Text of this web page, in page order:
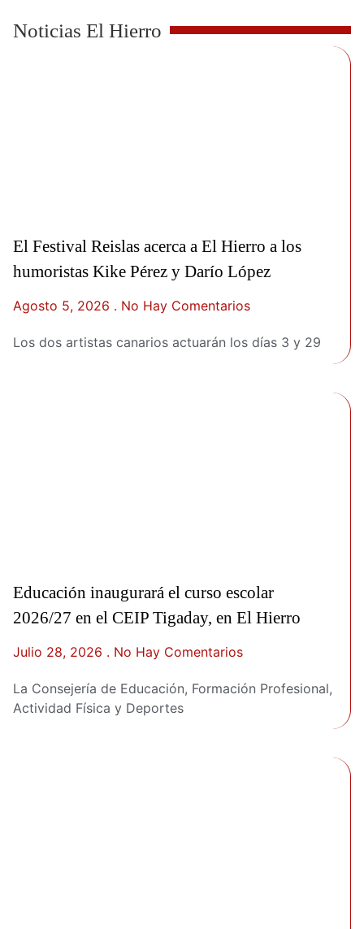
Noticias El Hierro
El Festival Reislas acerca a El Hierro a los
humoristas Kike Pérez y Darío López
Agosto 5, 2026 No Hay Comentarios
Los dos artistas canarios actuarán los días 3 y 29
Educación inaugurará el curso escolar
2026/27 en el CEIP Tigaday, en El Hierro
Julio 28, 2026 No Hay Comentarios
La Consejería de Educación, Formación Profesional,
Actividad Física y Deportes